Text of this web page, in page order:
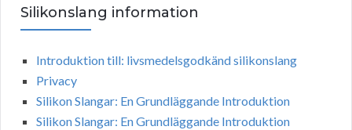
Silikonslang information
Introduktion till: livsmedelsgodkänd silikonslang
Privacy
Silikon Slangar: En Grundläggande Introduktion
Silikon Slangar: En Grundläggande Introduktion